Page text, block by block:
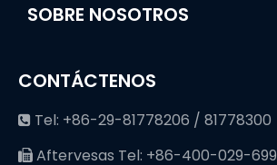
SOBRE NOSOTROS
CONTÁCTENOS
 Tel: +86-29-81778206 / 81778300
 Aftervesas Tel: +86-400-029-699